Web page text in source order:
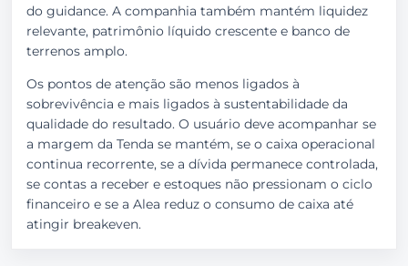
do guidance. A companhia também mantém liquidez
relevante, patrimônio líquido crescente e banco de
terrenos amplo.
Os pontos de atenção são menos ligados à
sobrevivência e mais ligados à sustentabilidade da
qualidade do resultado. O usuário deve acompanhar se
a margem da Tenda se mantém, se o caixa operacional
continua recorrente, se a dívida permanece controlada,
se contas a receber e estoques não pressionam o ciclo
financeiro e se a Alea reduz o consumo de caixa até
atingir breakeven.